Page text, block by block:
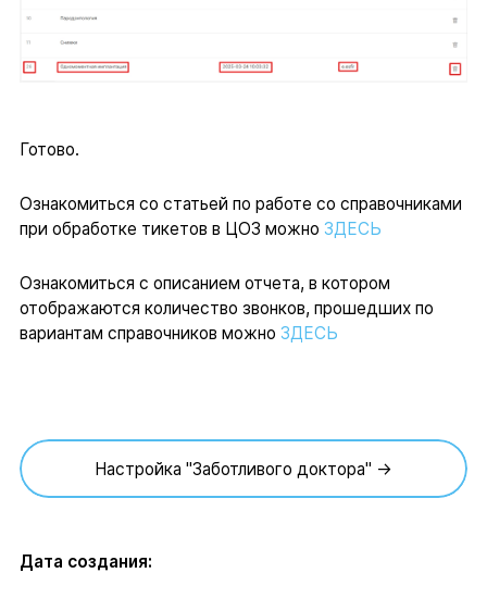
Готово.
Ознакомиться со статьей по работе со справочниками
при обработке тикетов в ЦОЗ можно ЗДЕСЬ
Ознакомиться с описанием отчета, в котором
отображаются количество звонков, прошедших по
вариантам справочников можно ЗДЕСЬ
Настройка "Заботливого доктора" →
Дата создания: